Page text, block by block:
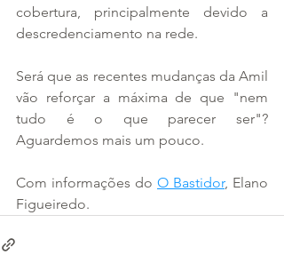
cobertura, principalmente devido a
descredenciamento na rede.
Será que as recentes mudanças da Amil
vão reforçar a máxima de que "nem
tudo é o que parecer ser"?
Aguardemos mais um pouco.
Com informações do O Bastidor, Elano
Figueiredo.